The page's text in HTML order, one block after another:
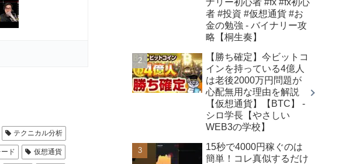
テクニカル分析
ド 仮想通貨
ナリー初心者 #fx #fx初心
者 #投資 #仮想通貨 #お
金の勉強 - バイナリー攻
略【桐生奏】
【勝ち確定】今ビットコ
インを持っている4億人
は老後2000万円問題が
心配無用な理由を解説
【仮想通貨】【BTC】 -
シロ学長【やさしい
WEB3の学校】
15秒で4000円稼ぐのは
簡単！コレ真似するだけ